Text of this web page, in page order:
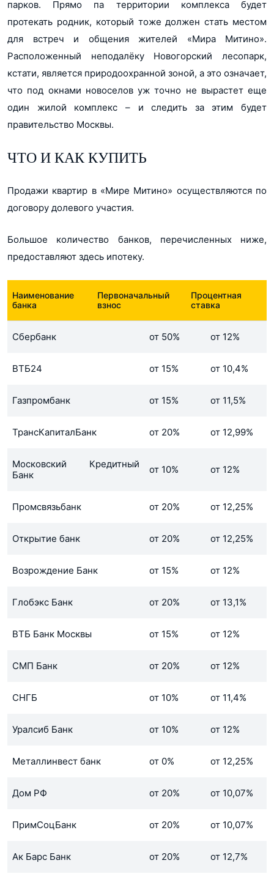
парков. Прямо па территории комплекса будет
протекать родник, который тоже должен стать местом
для встреч и общения жителей «Мира Митино».
Расположенный неподалёку Новогорский лесопарк,
кстати, является природоохранной зоной, а это означает,
что под окнами новоселов уж точно не вырастет еще
один жилой комплекс – и следить за этим будет
правительство Москвы.
ЧТО И КАК КУПИТЬ
Продажи квартир в «Мире Митино» осуществляются по
договору долевого участия.
Большое количество банков, перечисленных ниже,
предоставляют здесь ипотеку.
Наименование
банка
Первоначальный
взнос
Процентная
ставка
Сбербанк от 50% от 12%
ВТБ24 от 15% от 10,4%
Газпромбанк от 15% от 11,5%
ТрансКапиталБанк от 20% от 12,99%
Московский Кредитный
Банк
от 10% от 12%
Промсвязьбанк от 20% от 12,25%
Открытие банк от 20% от 12,25%
Возрождение Банк от 15% от 12%
Глобэкс Банк от 20% от 13,1%
ВТБ Банк Москвы от 15% от 12%
СМП Банк от 20% от 12%
СНГБ от 10% от 11,4%
Уралсиб Банк от 10% от 12%
Металлинвест банк от 0% от 12,25%
Дом РФ от 20% от 10,07%
ПримСоцБанк от 20% от 10,07%
Ак Барс Банк от 20% от 12,7%